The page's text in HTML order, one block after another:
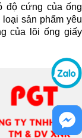
độ cứng của ống
sản phẩm yêu
của lõi ống giấy